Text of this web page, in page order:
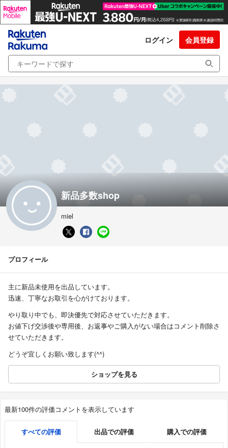
ログイン 会員登録
新品多数shop
miel
プロフィール
主に新品未使用を出品しています。
迅速、丁寧なお取引を心がけております。
やり取り中でも、即決優先で対応させていただきます。
お値下げ交渉後や専用後、お返事やご購入がない場合はコメント削除さ
せていただきます。
どうぞ宜しくお願い致します(^^)
ショップを見る
最新100件の評価コメントを表示しています
すべての評価 出品での評価 購入での評価